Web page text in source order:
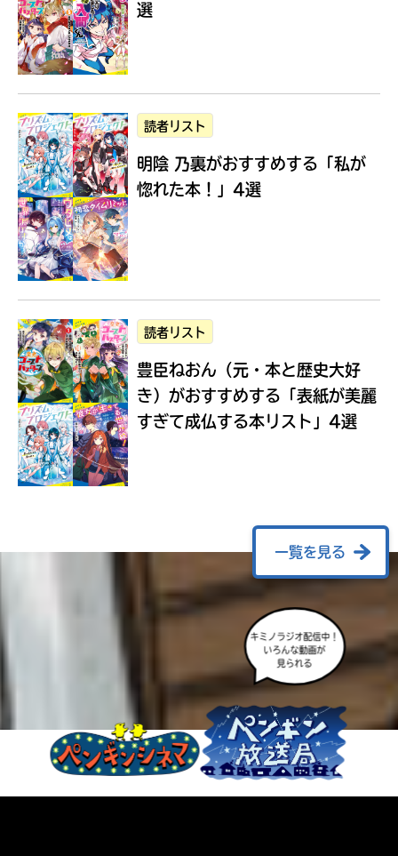
Loading...
選
読者リスト
明陰 乃裏がおすすめする 「私が
惚れた本！」4選
読者リスト
豊臣ねおん（元・本と歴史大好
き）がおすすめする 「表紙が美麗
すぎて成仏する本リスト」4選
一覧を見る
キミノラジオ配信中！
いろんな動画が
見られる
に
エ
ー
も
度
み
て
ね
る